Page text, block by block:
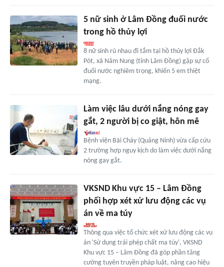
5 nữ sinh ở Lâm Đồng đuối nước
trong hồ thủy lợi
8 nữ sinh rủ nhau đi tắm tại hồ thủy lợi Đắk
Pót, xã Nâm Nung (tỉnh Lâm Đồng) gặp sự cố
đuối nước nghiêm trọng, khiến 5 em thiệt
mạng.
Làm việc lâu dưới nắng nóng gay
gắt, 2 người bị co giật, hôn mê
Bệnh viện Bãi Cháy (Quảng Ninh) vừa cấp cứu
2 trường hợp nguy kịch do làm việc dưới nắng
nóng gay gắt.
VKSND Khu vực 15 – Lâm Đồng
phối hợp xét xử lưu động các vụ
án về ma túy
Thông qua việc tổ chức xét xử lưu động các vụ
án 'Sử dụng trái phép chất ma túy', VKSND
Khu vực 15 – Lâm Đồng đã góp phần tăng
cường tuyên truyền pháp luật, nâng cao hiệu